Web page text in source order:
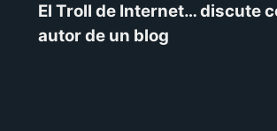
El Troll de Internet… discute
autor de un blog